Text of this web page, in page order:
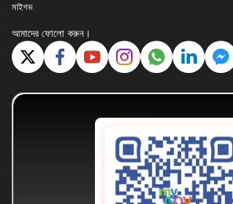
মাইগভ
আমাদের ফোলো করুন।